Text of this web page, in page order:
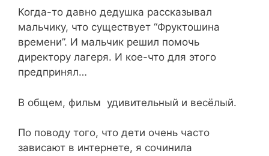
Когда-то давно дедушка рассказывал
мальчику, что существует “Фруктошина
времени”. И мальчик решил помочь
директору лагеря. И кое-что для этого
предпринял…
В общем, фильм удивительный и весёлый.
По поводу того, что дети очень часто
зависают в интернете, я сочинила